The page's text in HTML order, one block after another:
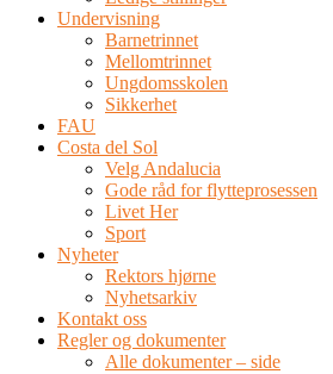
Undervisning
Barnetrinnet
Mellomtrinnet
Ungdomsskolen
Sikkerhet
FAU
Costa del Sol
Velg Andalucia
Gode råd for flytteprosessen
Livet Her
Sport
Nyheter
Rektors hjørne
Nyhetsarkiv
Kontakt oss
Regler og dokumenter
Alle dokumenter – side